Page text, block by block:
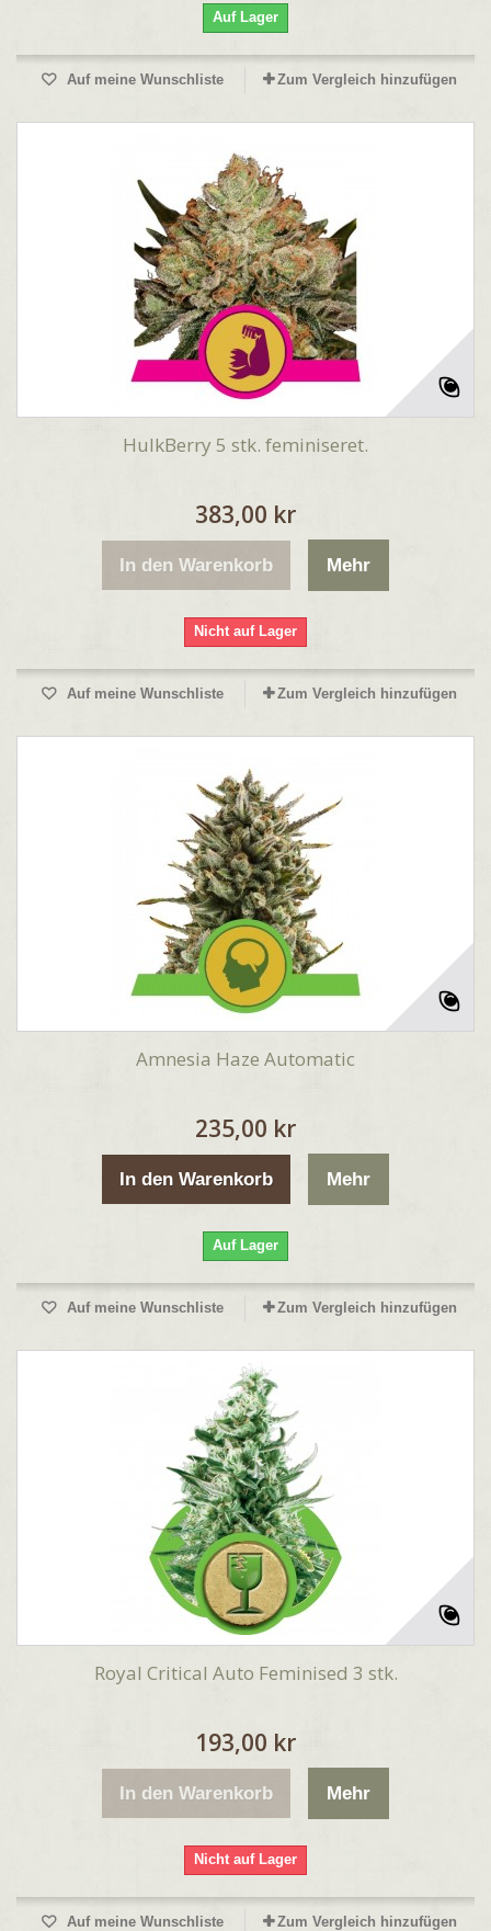
Auf Lager
Auf meine Wunschliste Zum Vergleich hinzufügen
HulkBerry 5 stk. feminiseret.
383,00 kr
In den Warenkorb Mehr
Nicht auf Lager
Auf meine Wunschliste Zum Vergleich hinzufügen
Amnesia Haze Automatic
235,00 kr
In den Warenkorb Mehr
Auf Lager
Auf meine Wunschliste Zum Vergleich hinzufügen
Royal Critical Auto Feminised 3 stk.
193,00 kr
In den Warenkorb Mehr
Nicht auf Lager
Auf meine Wunschliste Zum Vergleich hinzufügen